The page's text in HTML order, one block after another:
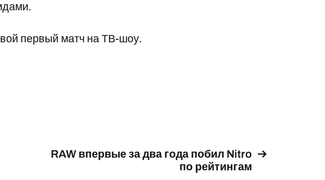
первый матч на ТВ-шоу.
RAW впервые за два года побил Nitro
по рейтингам